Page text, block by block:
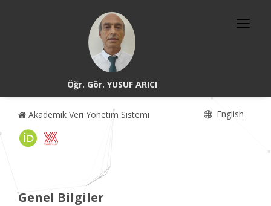
Öğr. Gör. YUSUF ARICI
Akademik Veri Yönetim Sistemi English
Genel Bilgiler